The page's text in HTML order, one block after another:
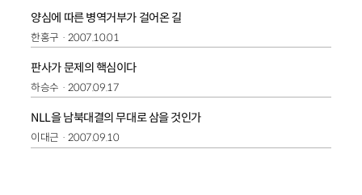
양심에 따른 병역거부가 걸어온 길
한홍구 2007.10.01
판사가 문제의 핵심이다
하승수 2007.09.17
NLL을 남북대결의 무대로 삼을 것인가
이대근 2007.09.10